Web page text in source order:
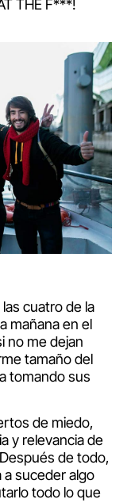
THE F***!
las cuatro de la
mañana en el
no me dejan
tamaño del
tomando sus
de miedo,
y relevancia de
de todo,
suceder algo
todo lo que